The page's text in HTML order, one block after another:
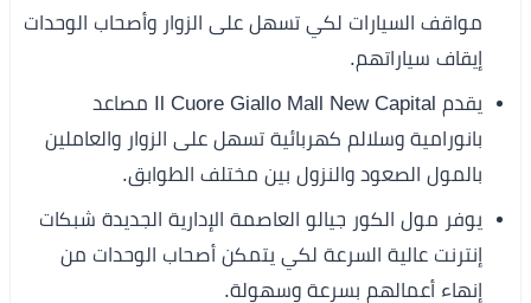
مواقف السيارات لكي تسهل على الزوار وأصحاب الوحدات
إيقاف سياراتهم.
يقدم Il Cuore Giallo Mall New Capital مصاعد
بانورامية وسلالم كهربائية تسهل على الزوار والعاملين
بالمول الصعود والنزول بين مختلف الطوابق.
يوفر مول الكور جيالو العاصمة الإدارية الجديدة شبكات
إنترنت عالية السرعة لكي يتمكن أصحاب الوحدات من
إنهاء أعمالهم بسرعة وسهولة.